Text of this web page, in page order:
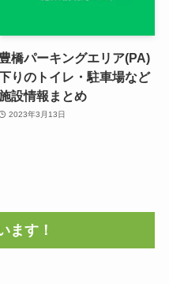
豊橋パーキングエリア(PA)
りのトイレ・駐車場など
設情報まとめ
2023年3月13日
ます！